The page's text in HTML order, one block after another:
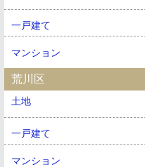
一戸建て
マンション
荒川区
土地
一戸建て
マンション